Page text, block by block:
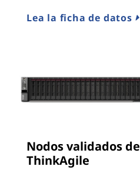
Lea la ficha de datos
Nodos validados de
ThinkAgile